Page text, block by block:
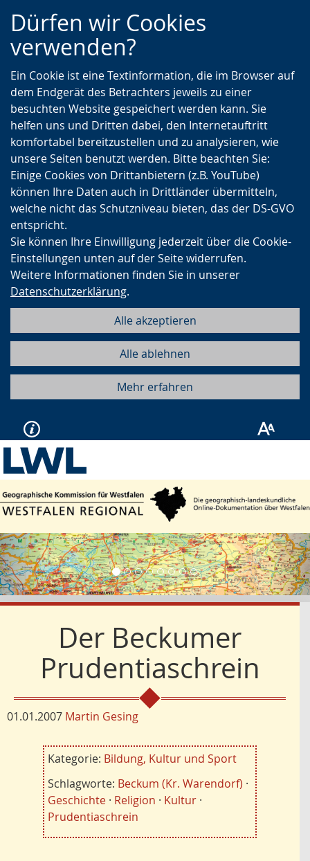
Zur
Hauptnavigation
Zur
Seitennavigation
Zum
Inhalt
Dürfen wir Cookies
verwenden?
Ein Cookie ist eine Textinformation, die im Browser auf
dem Endgerät des Betrachters jeweils zu einer
besuchten Website gespeichert werden kann. Sie
helfen uns und Dritten dabei, den Internetauftritt
komfortabel bereitzustellen und zu analysieren, wie
unsere Seiten benutzt werden. Bitte beachten Sie:
Einige Cookies von Drittanbietern (z.B. YouTube)
können Ihre Daten auch in Drittländer übermitteln,
welche nicht das Schutzniveau bieten, das der DS-GVO
entspricht.
Sie können Ihre Einwilligung jederzeit über die Cookie-
Einstellungen unten auf der Seite widerrufen.
Weitere Informationen finden Sie in unserer
Datenschutzerklärung.
Alle akzeptieren
Alle ablehnen
Mehr erfahren
Vorherige
Der Beckumer
Prudentiaschrein
01.01.2007 Martin Gesing
Kategorie: Bildung, Kultur und Sport
Schlagworte: Beckum (Kr. Warendorf) ·
Geschichte· Religion · Kultur·
Prudentiaschrein